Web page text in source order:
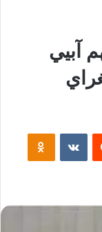
آبيي